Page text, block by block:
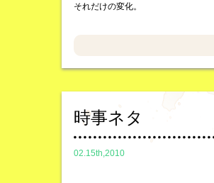
それだけの変化。
時事ネタ
02.15th,2010